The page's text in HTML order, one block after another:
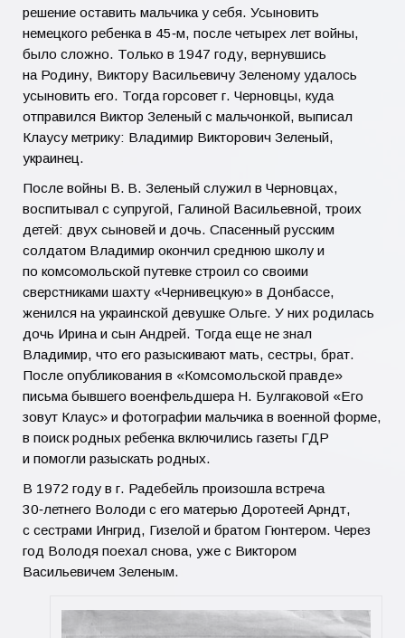
решение оставить мальчика у себя. Усыновить
немецкого ребенка в 45‑м, после четырех лет войны,
было сложно. Только в 1947 году, вернувшись
на Родину, Виктору Васильевичу Зеленому удалось
усыновить его. Тогда горсовет г. Черновцы, куда
отправился Виктор Зеленый с мальчонкой, выписал
Клаусу метрику: Владимир Викторович Зеленый,
украинец.
После войны В. В. Зеленый служил в Черновцах,
воспитывал с супругой, Галиной Васильевной, троих
детей: двух сыновей и дочь. Спасенный русским
солдатом Владимир окончил среднюю школу и
по комсомольской путевке строил со своими
сверстниками шахту «Чернивецкую» в Донбассе,
женился на украинской девушке Ольге. У них родилась
дочь Ирина и сын Андрей. Тогда еще не знал
Владимир, что его разыскивают мать, сестры, брат.
После опубликования в «Комсомольской правде»
письма бывшего военфельдшера Н. Булгаковой «Его
зовут Клаус» и фотографии мальчика в военной форме,
в поиск родных ребенка включились газеты ГДР
и помогли разыскать родных.
В 1972 году в г. Радебейль произошла встреча
30‑летнего Володи с его матерью Доротеей Арндт,
с сестрами Ингрид, Гизелой и братом Гюнтером. Через
год Володя поехал снова, уже с Виктором
Васильевичем Зеленым.